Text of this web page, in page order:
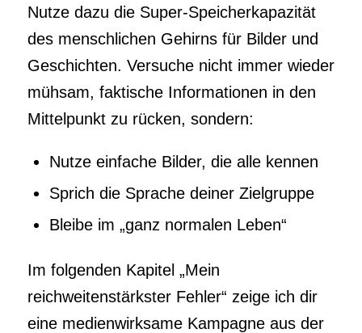
Nutze dazu die Super-Speicherkapazität
des menschlichen Gehirns für Bilder und
Geschichten. Versuche nicht immer wieder
mühsam, faktische Informationen in den
Mittelpunkt zu rücken, sondern:
Nutze einfache Bilder, die alle kennen
Sprich die Sprache deiner Zielgruppe
Bleibe im „ganz normalen Leben“
Im folgenden Kapitel „Mein
reichweitenstärkster Fehler“ zeige ich dir
eine medienwirksame Kampagne aus der